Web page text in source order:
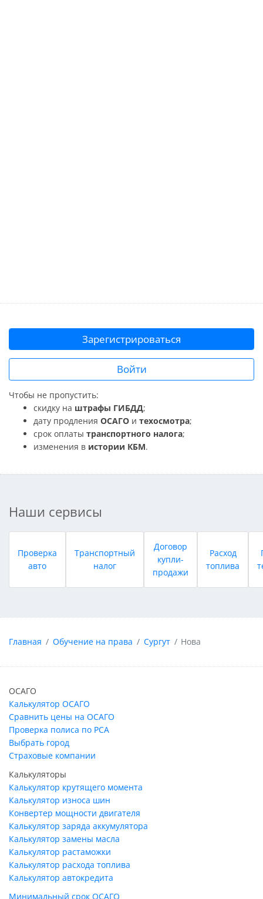
Зарегистрироваться
Войти
Чтобы не пропустить:
скидку на штрафы ГИБДД;
дату продления ОСАГО и техосмотра;
срок оплаты транспортного налога;
изменения в истории КБМ.
Наши сервисы
Проверка
авто
Транспортный
налог
Договор
купли-
продажи
Расход
топлива
Главная Обучение на права Сургут Нова
ОСАГО
Калькулятор ОСАГО
Сравнить цены на ОСАГО
Проверка полиса по РСА
Выбрать город
Страховые компании
Калькуляторы
Калькулятор крутящего момента
Калькулятор износа шин
Конвертер мощности двигателя
Калькулятор заряда аккумулятора
Калькулятор замены масла
Калькулятор растаможки
Калькулятор расхода топлива
Калькулятор автокредита
Минимальный срок ОСАГО